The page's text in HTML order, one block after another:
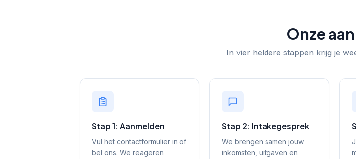
Onze
In vier heldere stappen krijg je
Stap 1: Aanmelden
Vul het contactformulier in of
bel ons. We reageren
Stap 2: Intakegesprek
We brengen samen jouw
inkomsten, uitgaven en